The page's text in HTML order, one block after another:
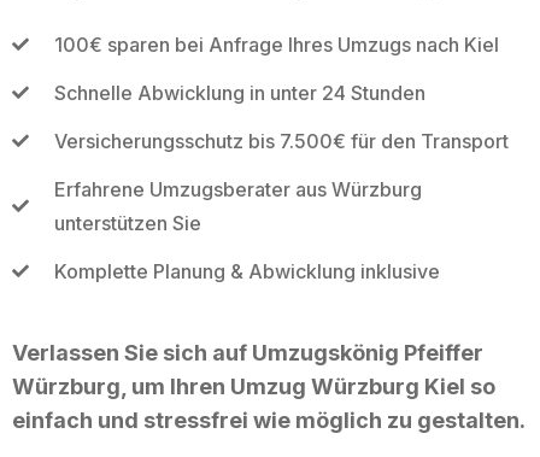
100€ sparen bei Anfrage Ihres Umzugs nach Kiel
Schnelle Abwicklung in unter 24 Stunden
Versicherungsschutz bis 7.500€ für den Transport
Erfahrene Umzugsberater aus Würzburg
unterstützen Sie
Komplette Planung & Abwicklung inklusive
Verlassen Sie sich auf Umzugskönig Pfeiffer
Würzburg, um Ihren Umzug Würzburg Kiel so
einfach und stressfrei wie möglich zu gestalten.